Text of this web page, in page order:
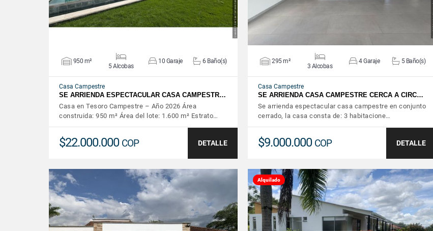
950 m²
5 Alcobas
10 Garaje 6 Baño(s)
Casa Campestre
SE ARRIENDA ESPECTACULAR CASA CAMPESTR…
Casa en Tesoro Campestre – Año 2026 Área
construida: 950 m² Área del lote: 1.600 m² Estrato…
$22.000.000 COP DETALLE
295 m²
3 Alcobas
4 Garaje 5 Baño(s)
Casa Campestre
SE ARRIENDA CASA CAMPESTRE CERCA A CIRC…
Se arrienda espectacular casa campestre en conjunto
cerrado, la casa consta de: 3 habitacione…
$9.000.000 COP DETALLE
Alquilado